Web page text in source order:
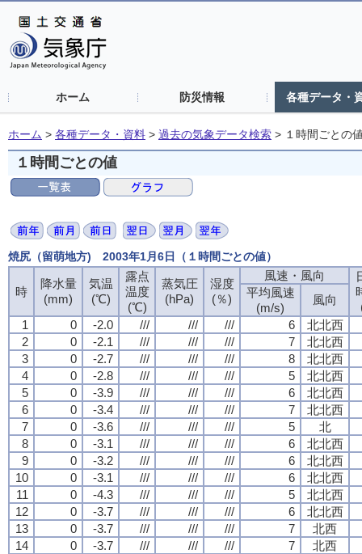
ホーム 防災情報 各種データ・
ホーム > 各種データ・資料 > 過去の気象データ検索 > １時間ごとの
１時間ごとの値
焼尻（留萌地方) 2003年1月6日（１時間ごとの値）
時
降水量
(mm)
気温
(℃)
露点
温度
(℃)
蒸気圧
(hPa)
湿度
(％)
風速・風向
平均風速
(m/s)
風向
1
0 -2.0 /// /// /// 6
北北西
2
0 -2.1 /// /// /// 7
北北西
3
0 -2.7 /// /// /// 8
北北西
4
0 -2.8 /// /// /// 5
北北西
5
0 -3.9 /// /// /// 6
北北西
6
0 -3.4 /// /// /// 7
北北西
7
0 -3.6 /// /// /// 5
北
8
0 -3.1 /// /// /// 6
北北西
9
0 -3.2 /// /// /// 6
北北西
10
0 -3.1 /// /// /// 6
北北西
11
0 -4.3 /// /// /// 5
北北西
12
0 -3.7 /// /// /// 6
北北西
13
0 -3.7 /// /// /// 7
北西
14
0 -3.7 /// /// /// 7
北西